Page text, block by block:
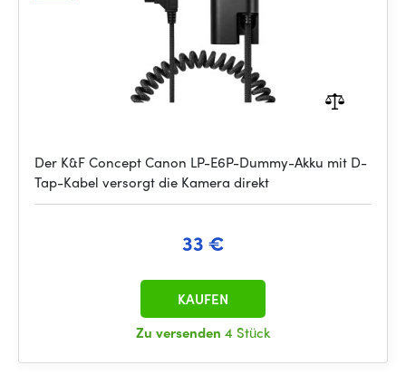
Der K&F Concept Canon LP-E6P-Dummy-Akku mit D-
Tap-Kabel versorgt die Kamera direkt
33 €
Zu versenden 4 Stück
KAUFEN